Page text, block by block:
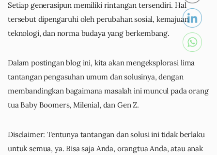
Setiap generasipun memiliki rintangan tersendiri. Hal
tersebut dipengaruhi oleh perubahan sosial, kemajuan
teknologi, dan norma budaya yang berkembang.
Dalam postingan blog ini, kita akan mengeksplorasi lima
tantangan pengasuhan umum dan solusinya, dengan
membandingkan bagaimana masalah ini muncul pada orang
tua Baby Boomers, Milenial, dan Gen Z.
Disclaimer: Tentunya tantangan dan solusi ini tidak berlaku
untuk semua, ya. Bisa saja Anda, orangtua Anda, atau anak